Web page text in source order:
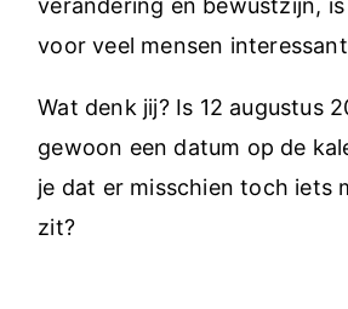
voor veel mensen
Wat denk jij? Is 12 augustus
gewoon een datum op de
je dat er misschien toch iets
zit?